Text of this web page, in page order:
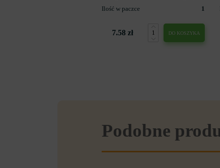
Ilość w paczce
1
7.58 zł DO KOSZYKA
Podobne